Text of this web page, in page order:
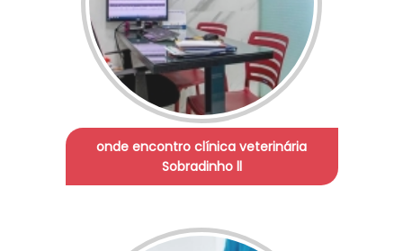
onde encontro clínica veterinária
Sobradinho ll